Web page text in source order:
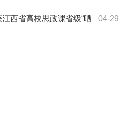
04-29
江西省高校思政课省级“晒